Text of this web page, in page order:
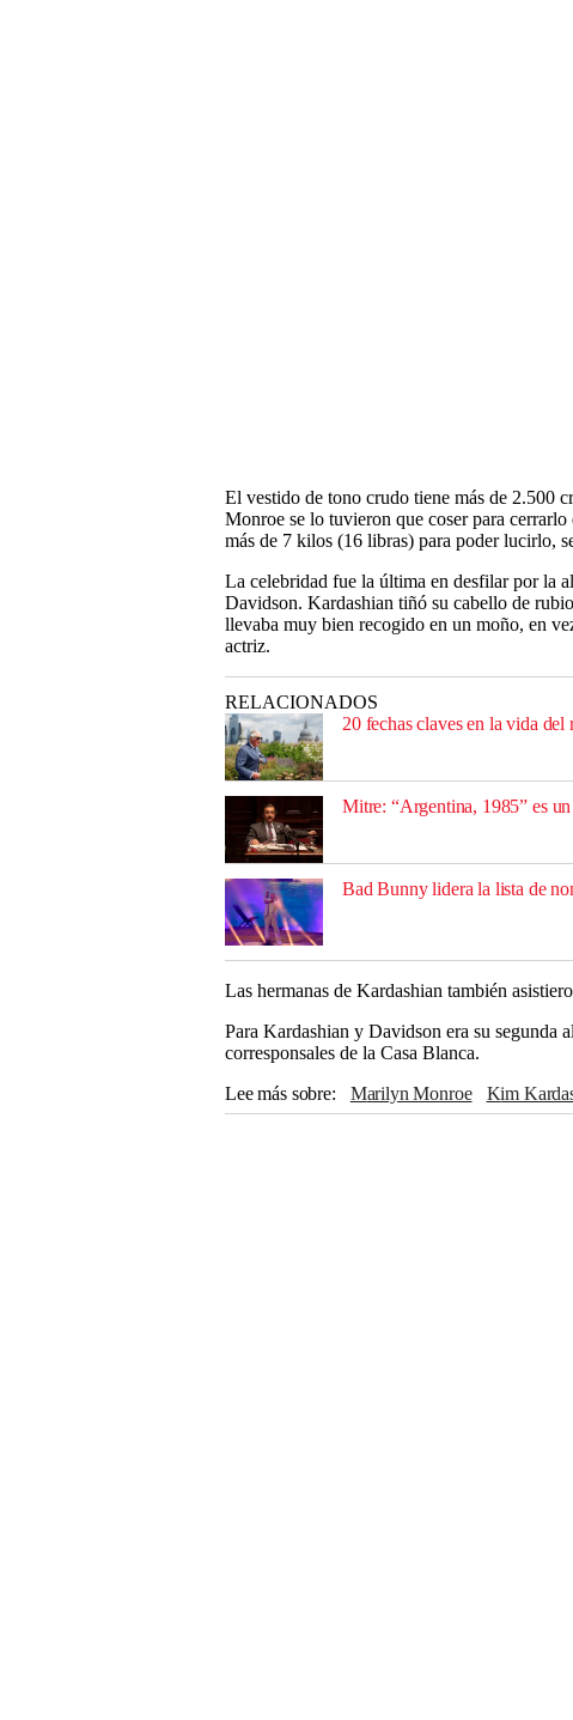
El vestido de tono crudo tiene más de 2.500
Monroe se lo tuvieron que coser para
más de 7 kilos (16 libras) para poder lucirlo,
La celebridad fue la última en desfilar por la
Davidson. Kardashian tiñó su cabello de
llevaba muy bien recogido en un moño, en
actriz.
RELACIONADOS
20 fechas claves en la vida
Mitre: “Argentina, 1985” es
Bad Bunny lidera la lista de
Las hermanas de Kardashian también
Para Kardashian y Davidson era su segunda
corresponsales de la Casa Blanca.
Lee más sobre
Marilyn Monroe Kim
CASA BLANCA